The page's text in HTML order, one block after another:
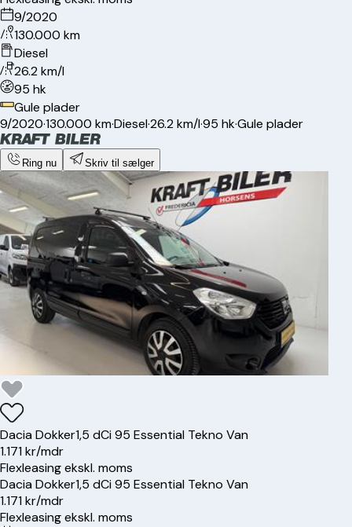
9/2020
130.000 km
Diesel
26.2 km/l
95 hk
Gule plader
9/2020·130.000 km·Diesel·26.2 km/l·95 hk·Gule plader
Ring nu Skriv til sælger
DaciaDokker1,5 dCi 95 Essential Tekno Van
1.171 kr/mdr
Flexleasing ekskl. moms
DaciaDokker1,5 dCi 95 Essential Tekno Van
1.171 kr/mdr
Flexleasing ekskl. moms